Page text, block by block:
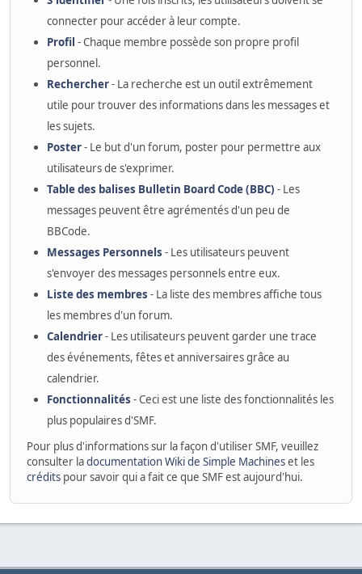
connecter pour accéder à leur compte.
Profil - Chaque membre possède son propre profil
personnel.
Rechercher- La recherche est un outil extrêmement
utile pour trouver des informations dans les messages et
les sujets.
Poster- Le but d'un forum, poster pour permettre aux
utilisateurs de s'exprimer.
Table des balises Bulletin Board Code (BBC) - Les
messages peuvent être agrémentés d'un peu de
BBCode.
Messages Personnels - Les utilisateurs peuvent
s'envoyer des messages personnels entre eux.
Liste des membres - La liste des membres affiche tous
les membres d'un forum.
Calendrier- Les utilisateurs peuvent garder une trace
des événements, fêtes et anniversaires grâce au
calendrier.
Fonctionnalités - Ceci est une liste des fonctionnalités les
plus populaires d'SMF.
Pour plus d'informations sur la façon d'utiliser SMF, veuillez
consulter ladocumentation Wiki de Simple Machineset les
crédits pour savoir qui a fait ce que SMF est aujourd'hui.